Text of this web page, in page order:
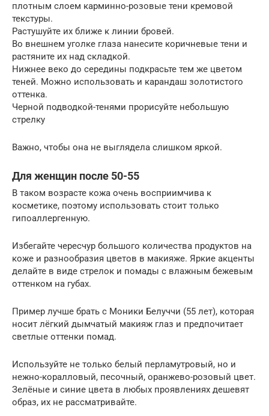
плотным слоем карминно-розовые тени кремовой
текстуры.
Растушуйте их ближе к линии бровей.
Во внешнем уголке глаза нанесите коричневые тени и
растяните их над складкой.
Нижнее веко до середины подкрасьте тем же цветом
теней. Можно использовать и карандаш золотистого
оттенка.
Черной подводкой-тенями прорисуйте небольшую
стрелку
Важно, чтобы она не выглядела слишком яркой.
Для женщин после 50-55
В таком возрасте кожа очень восприимчива к
косметике, поэтому использовать стоит только
гипоаллергенную.
Избегайте чересчур большого количества продуктов на
коже и разнообразия цветов в макияже. Яркие акценты
делайте в виде стрелок и помады с влажным бежевым
оттенком на губах.
Пример лучше брать с Моники Белуччи (55 лет), которая
носит лёгкий дымчатый макияж глаз и предпочитает
светлые оттенки помад.
Используйте не только белый перламутровый, но и
нежно-коралловый, песочный, оранжево-розовый цвет.
Зелёные и синие цвета в любых проявлениях дешевят
образ, их не рассматривайте.